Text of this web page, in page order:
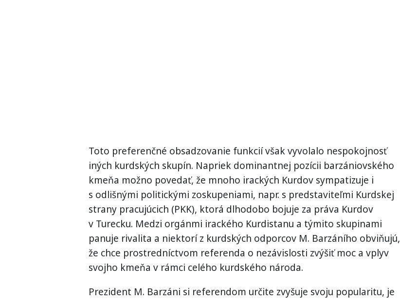
Toto preferenčné obsadzovanie funkcií však vyvolalo nespokojnosť
iných kurdských skupín. Napriek dominantnej pozícii barzániovského
kmeňa možno povedať, že mnoho irackých Kurdov sympatizuje i
s odlišnými politickými zoskupeniami, napr. s predstaviteľmi Kurdskej
strany pracujúcich (PKK), ktorá dlhodobo bojuje za práva Kurdov
v Turecku. Medzi orgánmi irackého Kurdistanu a týmito skupinami
panuje rivalita a niektorí z kurdských odporcov M. Barzáního obviňujú,
že chce prostredníctvom referenda o nezávislosti zvýšiť moc a vplyv
svojho kmeňa v rámci celého kurdského národa.
Prezident M. Barzáni si referendom určite zvyšuje svoju popularitu, je